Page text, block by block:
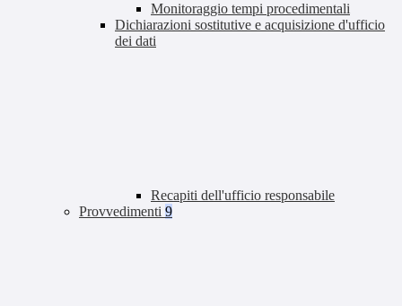
Monitoraggio tempi procedimentali
Dichiarazioni sostitutive e acquisizione d'ufficio
dei dati
Recapiti dell'ufficio responsabile
Provvedimenti 9